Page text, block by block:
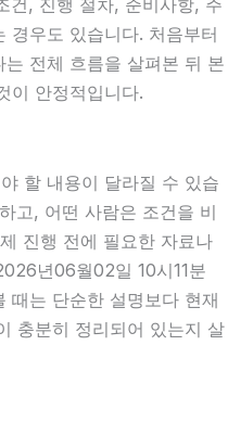
건, 진행 절차, 준비사항, 주
경우도 있습니다. 처음부터
전체 흐름을 살펴본 뒤 본
이 안정적입니다.
할 내용이 달라질 수 있습
고, 어떤 사람은 조건을 비
진행 전에 필요한 자료나
년06월02일 10시11분
때는 단순한 설명보다 현재
충분히 정리되어 있는지 살